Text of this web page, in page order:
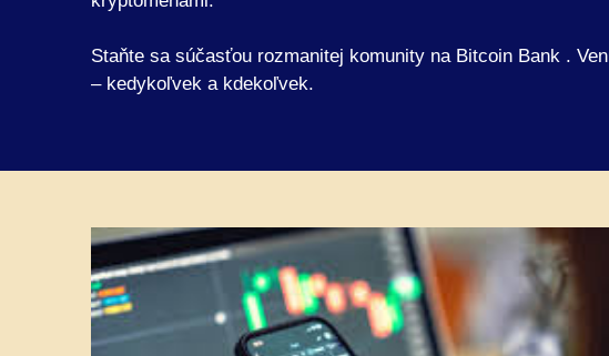
Staňte sa súčasťou rozmanitej komunity na Bitcoin Bank .
– kedykoľvek a kdekoľvek.